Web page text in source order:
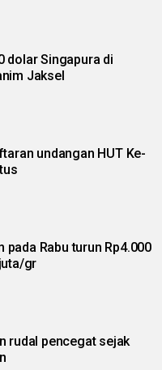
dolar Singapura di
Jaksel
undangan HUT Ke-
pada Rabu turun Rp4.000
gr
rudal pencegat sejak